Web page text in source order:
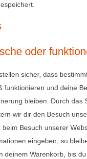
oder
sicher, dass
funktionieren und deine
bleiben. Durch das
wir dir den Besuch
beim Besuch unserer
eingeben, so
deinem Warenkorb, bis